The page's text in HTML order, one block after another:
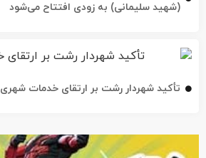
(شهید سلیمانی) به زودی افتتاح می‌شود
تأکید شهردار رشت بر ارتقای خدمات شهری